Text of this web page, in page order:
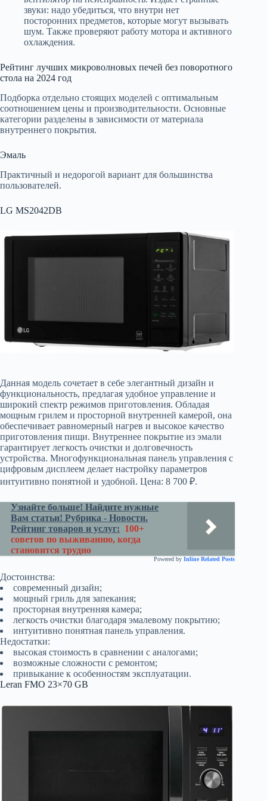
звуки: надо убедиться, что внутри нет
посторонних предметов, которые могут вызывать
шум. Также проверяют работу мотора и активного
охлаждения.
Рейтинг лучших микроволновых печей без поворотного
стола на 2024 год
Подборка отдельно стоящих моделей с оптимальным
соотношением цены и производительности. Основные
категории разделены в зависимости от материала
внутреннего покрытия.
Эмаль
Практичный и недорогой вариант для большинства
пользователей.
LG MS2042DB
Данная модель сочетает в себе элегантный дизайн и
функциональность, предлагая удобное управление и
широкий спектр режимов приготовления. Обладая
мощным грилем и просторной внутренней камерой, она
обеспечивает равномерный нагрев и высокое качество
приготовления пищи. Внутреннее покрытие из эмали
гарантирует легкость очистки и долговечность
устройства. Многофункциональная панель управления с
цифровым дисплеем делает настройку параметров
интуитивно понятной и удобной. Цена: 8 700 ₽.
Узнайте больше! Найдите нужные
Вам статьи! Рубрика - Новости.
Рейтинг товаров и услуг: 100+
советов по выживанию, когда
становится трудно
Powered by Inline Related Posts
Достоинства:
современный дизайн;
мощный гриль для запекания;
просторная внутренняя камера;
легкость очистки благодаря эмалевому покрытию;
интуитивно понятная панель управления.
Недостатки:
высокая стоимость в сравнении с аналогами;
возможные сложности с ремонтом;
привыкание к особенностям эксплуатации.
Leran FMO 23×70 GB